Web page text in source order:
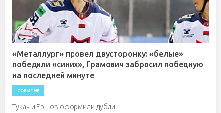
«Металлург» провел двусторонку: «белые»
победили «синих», Грамович забросил победную
на последней минуте
СОБЫТИЕ
Тукач и Ершов оформили дубли.